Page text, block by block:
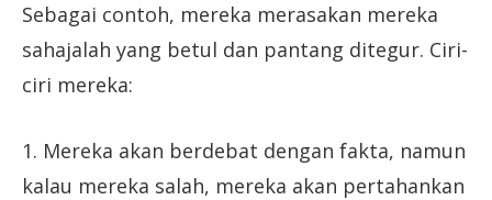
Sebagai contoh, mereka merasakan mereka
sahajalah yang betul dan pantang ditegur. Ciri-
ciri mereka:
1. Mereka akan berdebat dengan fakta, namun
kalau mereka salah, mereka akan pertahankan